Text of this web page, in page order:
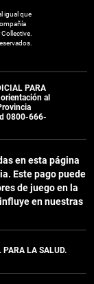
igual que
PARA
al
0800-666-
en esta página
. Este pago puede
de juego en la
en nuestras
LA SALUD.